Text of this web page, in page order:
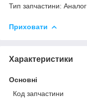
Тип запчастини: Аналог
Приховати
Характеристики
Основні
Код запчастини